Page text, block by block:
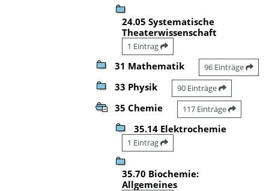
24.05 Systematische
Theaterwissenschaft
1 Eintrag
31 Mathematik 96 Einträge
33 Physik 90 Einträge
35 Chemie 117 Einträge
35.14 Elektrochemie
1 Eintrag
35.70 Biochemie:
Allgemeines